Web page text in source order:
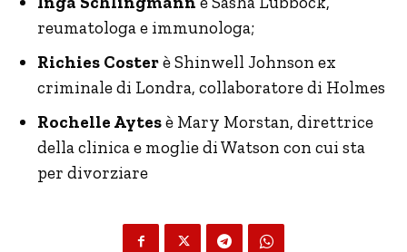
reumatologa e immunologa;
Richies Costerè Shinwell Johnson ex
criminale di Londra, collaboratore di Holmes
Rochelle Aytesè Mary Morstan, direttrice
della clinica e moglie di Watson con cui sta
per divorziare